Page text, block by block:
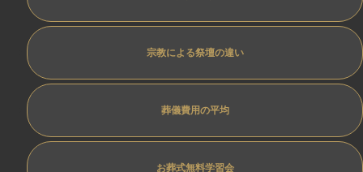
宗教による祭壇の違い
葬儀費用の平均
お葬式無料学習会